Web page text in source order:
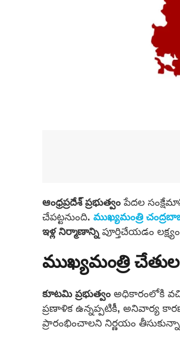
ఆంధ్రప్రదేశ్ ప్రభుత్వంపేదల
చేపట్టనుంది.ముఖ్యమంత్రి
ఇళ్ల నిర్మాణాన్నిపూర్తిచేయడం
ముఖ్యమంత్రి
కూటమి ప్రభుత్వంఅధికారంలోకి
ప్రణాళిక ఉన్నప్పటికీ, అనివార్య
ప్రారంభించాలని నిర్ణయం